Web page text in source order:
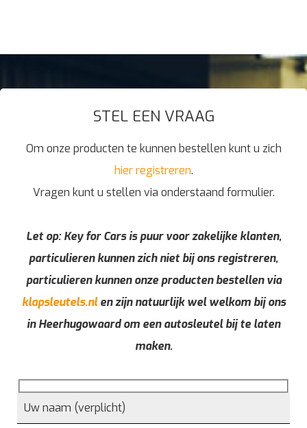
STEL EEN VRAAG
Om onze producten te kunnen bestellen kunt u zich
hier registreren.
Vragen kunt u stellen via onderstaand formulier.
Let op: Key for Cars is puur voor zakelijke klanten,
particulieren kunnen zich niet bij ons registreren,
particulieren kunnen onze producten bestellen via
klapsleutels.nlen zijn natuurlijk wel welkom bij ons
in Heerhugowaard om een autosleutel bij te laten
maken.